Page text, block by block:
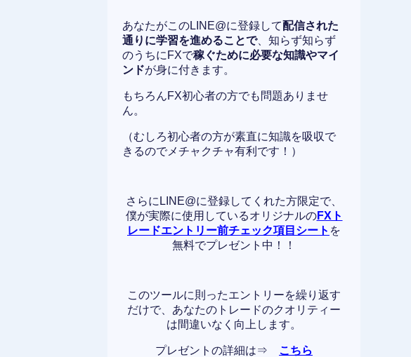
あなたがこのLINE@に登録して配信された
通りに学習を進めることで、知らず知らず
のうちにFXで稼ぐために必要な知識やマイ
ンドが身に付きます。
もちろんFX初心者の方でも問題ありませ
ん。
（むしろ初心者の方が素直に知識を吸収で
きるのでメチャクチャ有利です！）
さらにLINE@に登録してくれた方限定で、
僕が実際に使用しているオリジナルのFXト
レードエントリー前チェック項目シート を
無料でプレゼント中！！
このツールに則ったエントリーを繰り返す
だけで、あなたのトレードのクオリティー
は間違いなく向上します。
プレゼントの詳細は⇒ こちら